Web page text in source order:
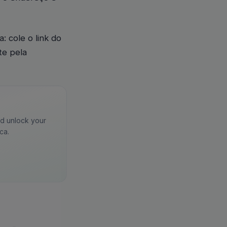
cole o link do
pela
unlock your